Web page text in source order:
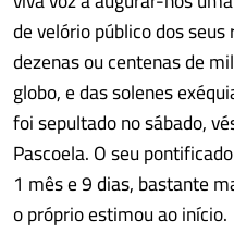
de velório público dos
dezenas ou centenas de
globo, e das solenes
foi sepultado no sábado,
Pascoela. O seu
1 mês e 9 dias, bastante
o próprio estimou ao início.